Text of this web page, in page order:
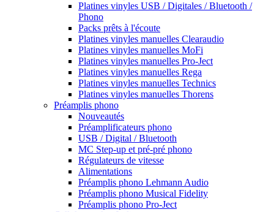
Platines vinyles USB / Digitales / Bluetooth /
Phono
Packs prêts à l'écoute
Platines vinyles manuelles Clearaudio
Platines vinyles manuelles MoFi
Platines vinyles manuelles Pro-Ject
Platines vinyles manuelles Rega
Platines vinyles manuelles Technics
Platines vinyles manuelles Thorens
Préamplis phono
Nouveautés
Préamplificateurs phono
USB / Digital / Bluetooth
MC Step-up et pré-pré phono
Régulateurs de vitesse
Alimentations
Préamplis phono Lehmann Audio
Préamplis phono Musical Fidelity
Préamplis phono Pro-Ject